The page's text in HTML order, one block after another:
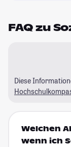
FAQ zu
Diese
Welchen
wenn ich